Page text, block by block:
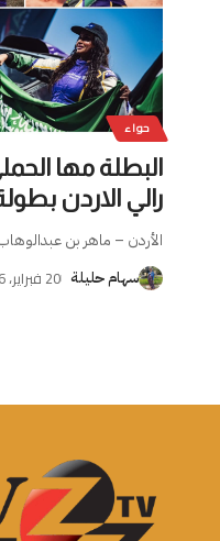
حواء
البطلة مها
رالي الاردن
الأردن – ماهر بن
سهام حليلة 20 فبراير، 2026